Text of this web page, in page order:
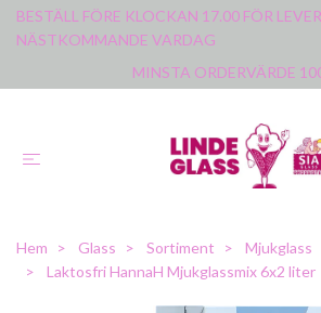
BESTÄLL FÖRE KLOCKAN 17.00 FÖR
NÄSTKOMMANDE VARDAG
MINSTA ORDERVÄRDE
Hem Glass Sortiment
Mjukglass
Laktosfri HannaH Mjukglassmix 6x2 liter